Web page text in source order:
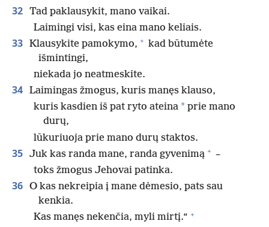
32 Tad paklausykit, mano vaikai.
Laimingi visi, kas eina mano keliais.
33 Klausykite pamokymo, + kad būtumėte
išmintingi,
niekada jo neatmeskite.
34 Laimingas žmogus, kuris manęs klauso,
kuris kasdien iš pat ryto ateina * prie mano
durų,
lūkuriuoja prie mano durų staktos.
35 Juk kas randa mane, randa gyvenimą + –
toks žmogus Jehovai patinka.
36 O kas nekreipia į mane dėmesio, pats sau
kenkia.
Kas manęs nekenčia, myli mirtį.“ +